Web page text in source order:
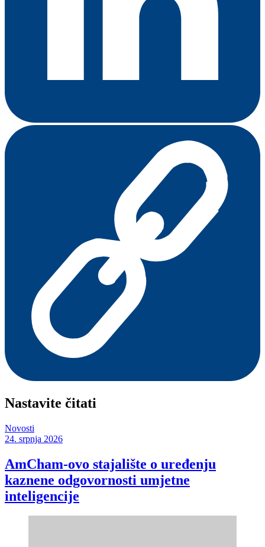
Nastavite čitati
Novosti
24. srpnja 2026
AmCham-ovo stajalište o uređenju
kaznene odgovornosti umjetne
inteligencije